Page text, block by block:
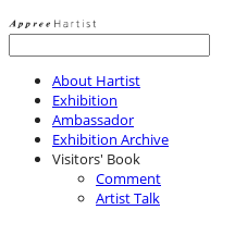
About Hartist
Exhibition
Ambassador
Exhibition Archive
Visitors' Book
Comment
Artist Talk